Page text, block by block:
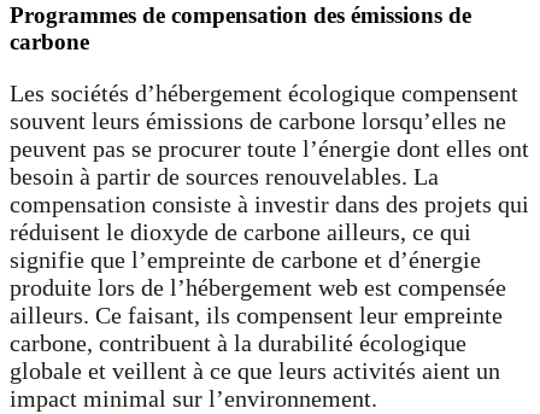
Programmes de compensation des émissions de
carbone
Les sociétés d’hébergement écologique compensent
souvent leurs émissions de carbone lorsqu’elles ne
peuvent pas se procurer toute l’énergie dont elles ont
besoin à partir de sources renouvelables. La
compensation consiste à investir dans des projets qui
réduisent le dioxyde de carbone ailleurs, ce qui
signifie que l’empreinte de carbone et d’énergie
produite lors de l’hébergement web est compensée
ailleurs. Ce faisant, ils compensent leur empreinte
carbone, contribuent à la durabilité écologique
globale et veillent à ce que leurs activités aient un
impact minimal sur l’environnement.